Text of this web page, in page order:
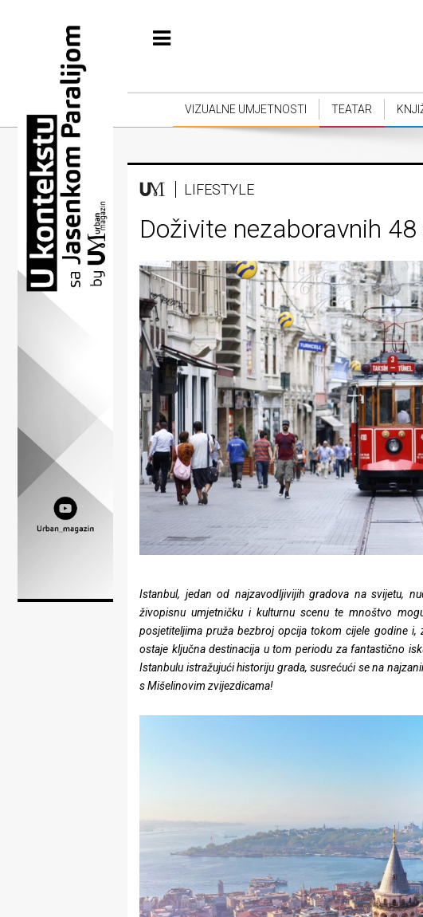
Vizualne
umjetnosti
Teatar
Književnost
Muzika
Film
Intervju
Kolumne
Lifestyle
Beauty
Zdravlje
stolom
u
VIZUALNE UMJETNOSTI TEATAR
LIFESTYLE
Doživite nezaboravnih
Istanbul, jedan od najzavodljivijih gradova na svijetu,
živopisnu umjetničku i kulturnu scenu te mnoštvo
posjetiteljima pruža bezbroj opcija tokom cijele godine
ostaje ključna destinacija u tom periodu za fantastično
Istanbulu istražujući historiju grada, susrećući se na
s Mišelinovim zvijezdicama!